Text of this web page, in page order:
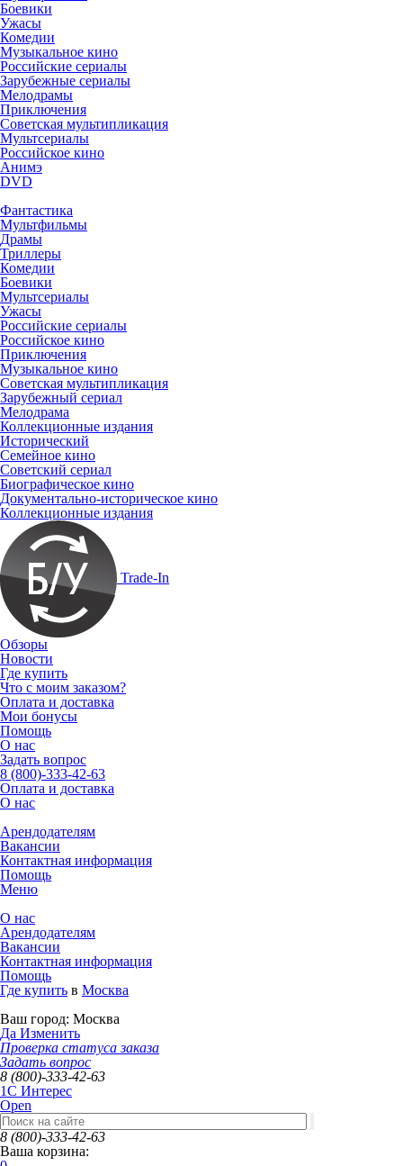
Боевики
Ужасы
Комедии
Музыкальное кино
Российские сериалы
Зарубежные сериалы
Мелодрамы
Приключения
Советская мультипликация
Мультсериалы
Российское кино
Анимэ
DVD
Фантастика
Мультфильмы
Драмы
Триллеры
Комедии
Боевики
Мультсериалы
Ужасы
Российские сериалы
Российское кино
Приключения
Музыкальное кино
Советская мультипликация
Зарубежный сериал
Мелодрама
Коллекционные издания
Исторический
Семейное кино
Советский сериал
Биографическое кино
Документально-историческое кино
Коллекционные издания
Trade-In
Обзоры
Новости
Где купить
Что с моим заказом?
Оплата и доставка
Мои бонусы
Помощь
О нас
Задать вопрос
8 (800)-333-42-63
Оплата и доставка
О нас
Арендодателям
Вакансии
Контактная информация
Помощь
Меню
О нас
Арендодателям
Вакансии
Контактная информация
Помощь
Где купить в Москва
Ваш город: Москва
Да Изменить
Проверка статуса заказа
Задать вопрос
8 (800)-333-42-63
1C Интерес
Open
8 (800)-333-42-63
Ваша корзина: